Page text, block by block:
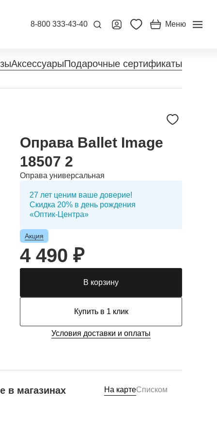
8-800 333-43-40 Меню
АксессуарыПодарочные сертификаты
Оправа Ballet Image
18507 2
Оправа универсальная
27 лет ценим ваше доверие!
Скидка 20% в день рождения
«Оптик-Центра»
Акция
4 490 ₽
В корзину
Купить в 1 клик
Условия доставки и оплаты
в магазинах На картеСписком